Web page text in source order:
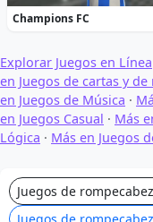
Champions FC
Explorar Juegos en Línea
en Juegos de cartas y de
en Juegos de Música ·
en Juegos Casual · Más
Lógica · Más en Juegos
Juegos de